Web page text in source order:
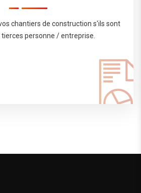
chantiers de construction s'ils sont
tierces personne / entreprise.